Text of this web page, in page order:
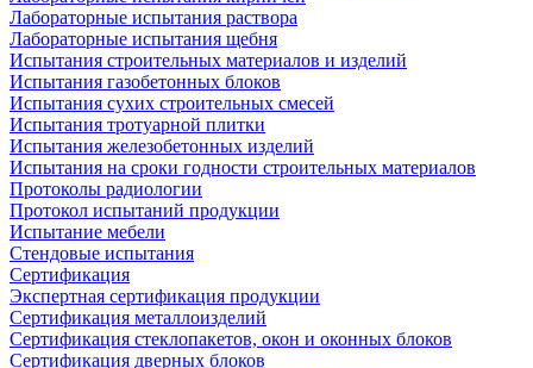
Лабораторные испытания раствора
Лабораторные испытания щебня
Испытания строительных материалов и изделий
Испытания газобетонных блоков
Испытания сухих строительных смесей
Испытания тротуарной плитки
Испытания железобетонных изделий
Испытания на сроки годности строительных материалов
Протоколы радиологии
Протокол испытаний продукции
Испытание мебели
Стендовые испытания
Сертификация
Экспертная сертификация продукции
Сертификация металлоизделий
Сертификация стеклопакетов, окон и оконных блоков
Сертификация дверных блоков